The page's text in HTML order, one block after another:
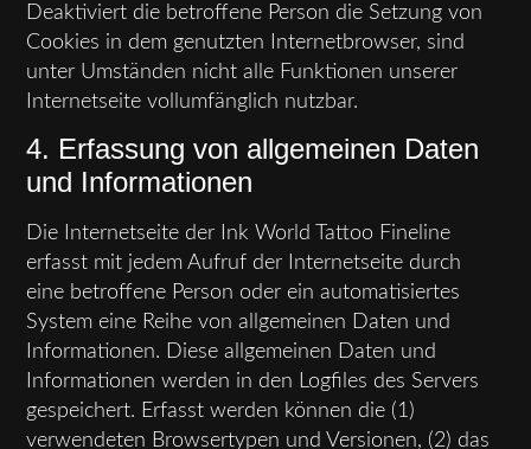
Deaktiviert die betroffene Person die Setzung von
Cookies in dem genutzten Internetbrowser, sind
unter Umständen nicht alle Funktionen unserer
Internetseite vollumfänglich nutzbar.
4. Erfassung von allgemeinen Daten
und Informationen
Die Internetseite der Ink World Tattoo Fineline
erfasst mit jedem Aufruf der Internetseite durch
eine betroffene Person oder ein automatisiertes
System eine Reihe von allgemeinen Daten und
Informationen. Diese allgemeinen Daten und
Informationen werden in den Logfiles des Servers
gespeichert. Erfasst werden können die (1)
verwendeten Browsertypen und Versionen, (2) das